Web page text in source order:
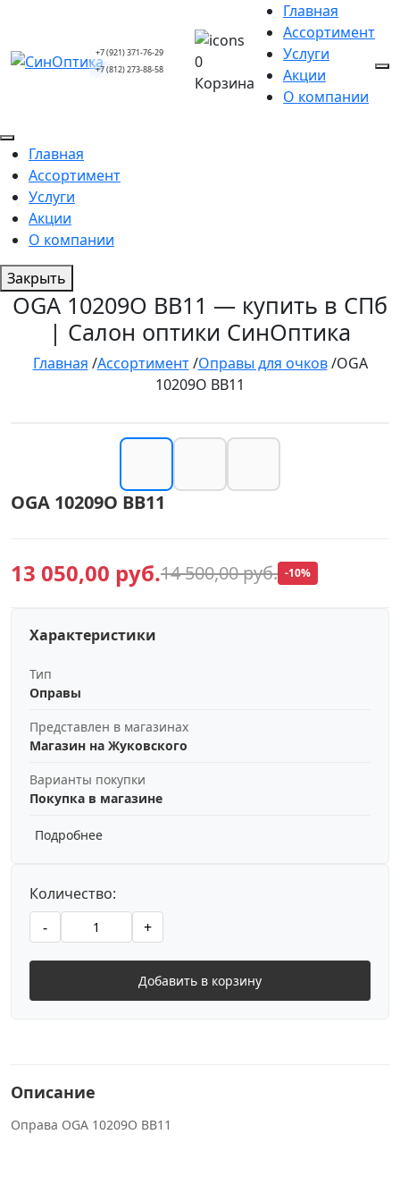
+7 (921) 371-76-29
+7 (812) 273-88-58
0
Корзина
Главная
Ассортимент
Услуги
Акции
О компании
Главная
Ассортимент
Услуги
Акции
О компании
Закрыть
OGA 10209O BB11 — купить в СПб
| Салон оптики СинОптика
Главная /Ассортимент /Оправы для очков /OGA
10209O BB11
OGA 10209O BB11
13 050,00 руб.14 500,00 руб. -10%
Характеристики
Тип
Оправы
Представлен в магазинах
Магазин на Жуковского
Варианты покупки
Покупка в магазине
Подробнее
Количество:
-
+
Добавить в корзину
Описание
Оправа OGA 10209O BB11